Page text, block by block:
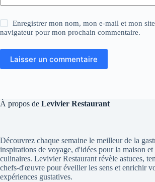
Enregistrer mon nom, mon e-mail et mon
navigateur pour mon prochain commentaire.
Laisser un commentaire
À propos de Levivier Restaurant
Découvrez chaque semaine le meilleur de la
inspirations de voyage, d'idées pour la maison et
culinaires. Levivier Restaurant révèle astuces,
chefs-d'œuvre pour éveiller les sens et enrichir
expériences gustatives.